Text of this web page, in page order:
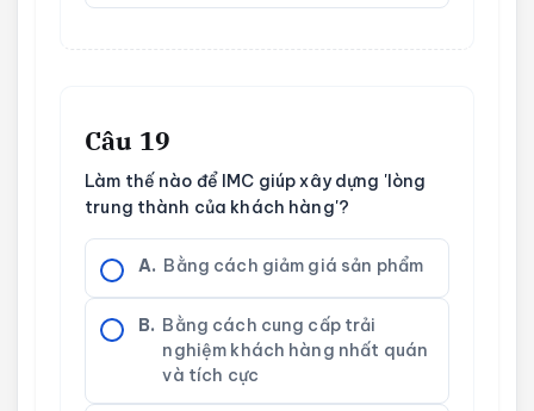
Câu 19
Làm thế nào để IMC giúp xây dựng 'lòng
trung thành của khách hàng'?
A. Bằng cách giảm giá sản phẩm
B. Bằng cách cung cấp trải
nghiệm khách hàng nhất quán
và tích cực